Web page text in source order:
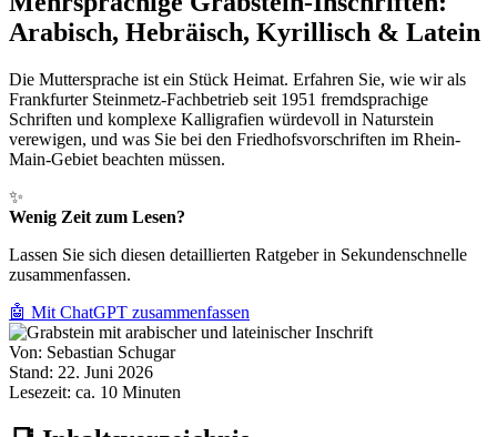
Arabisch, Hebräisch, Kyrillisch & Latein
Die Muttersprache ist ein Stück Heimat. Erfahren Sie, wie wir als
Frankfurter Steinmetz-Fachbetrieb seit 1951 fremdsprachige
Schriften und komplexe Kalligrafien würdevoll in Naturstein
verewigen, und was Sie bei den Friedhofsvorschriften im Rhein-
Main-Gebiet beachten müssen.
✨
Wenig Zeit zum Lesen?
Lassen Sie sich diesen detaillierten Ratgeber in Sekundenschnelle
zusammenfassen.
🤖 Mit ChatGPT zusammenfassen
Von: Sebastian Schugar
Stand: 22. Juni 2026
Lesezeit: ca. 10 Minuten